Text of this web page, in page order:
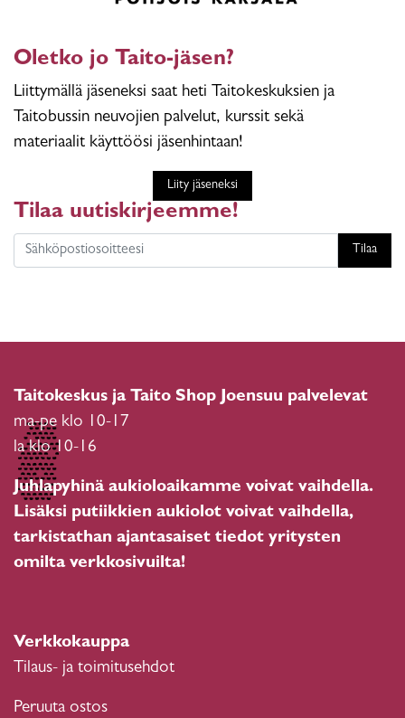
Oletko jo Taito-jäsen?
Liittymällä jäseneksi saat heti Taitokeskuksien ja
Taitobussin neuvojien palvelut, kurssit sekä
materiaalit käyttöösi jäsenhintaan!
Liity jäseneksi
Tilaa uutiskirjeemme!
Tilaa
Taitokeskus ja Taito Shop Joensuu palvelevat
ma-pe klo 10-17
la klo 10-16
Juhlapyhinä aukioloaikamme voivat vaihdella.
Lisäksi putiikkien aukiolot voivat vaihdella,
tarkistathan ajantasaiset tiedot yritysten
omilta verkkosivuilta!
Verkkokauppa
Tilaus- ja toimitusehdot
Peruuta ostos